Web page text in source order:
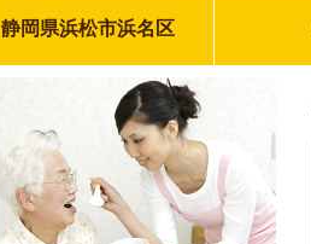
静岡県浜松市浜名区